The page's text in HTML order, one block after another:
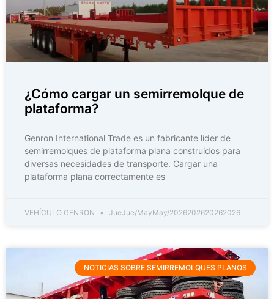
¿Cómo cargar un semirremolque de
plataforma?
Genron International Trade es un fabricante líder de
semirremolques de plataforma plana construidos para
diversas necesidades de transporte. Cargar una
plataforma plana correctamente es
VEHÍCULO GENRON JueJue/MayMay/2026202620262026
NOTICIAS SOBRE SEMIRREMOLQUES PLANOS